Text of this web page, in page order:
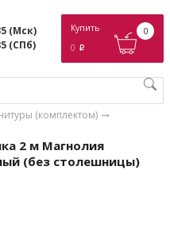
(Мск)
(СПб)
Купить
0 p
0
(комплектом)
2 м Магнолия
(без столешницы)